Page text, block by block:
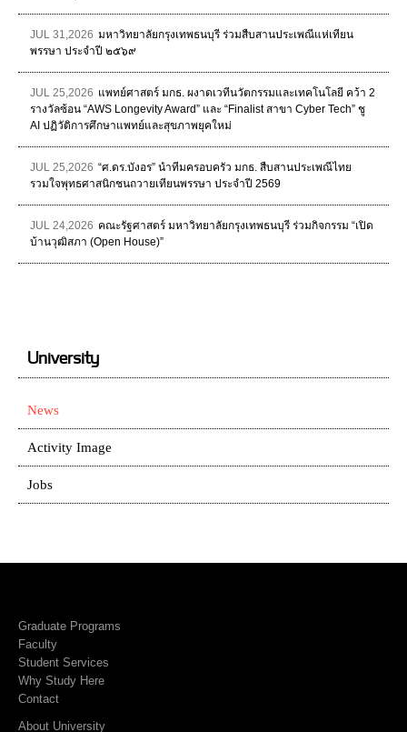
JUL 31,2026 มหาวิทยาลัยกรุงเทพธนบุรี ร่วมสืบสานประเพณีแห่เทียน
พรรษา ประจำปี ๒๕๖๙
JUL 25,2026 แพทย์ศาสตร์ มกธ. ผงาดเวทีนวัตกรรมและเทคโนโลยี คว้า 2
รางวัลซ้อน “AWS Longevity Award” และ “Finalist สาขา Cyber Tech” ชู
AI ปฏิวัติการศึกษาแพทย์และสุขภาพยุคใหม่
JUL 25,2026 “ศ.ดร.บังอร” นำทีมครอบครัว มกธ. สืบสานประเพณีไทย
รวมใจพุทธศาสนิกชนถวายเทียนพรรษา ประจำปี 2569
JUL 24,2026 คณะรัฐศาสตร์ มหาวิทยาลัยกรุงเทพธนบุรี ร่วมกิจกรรม “เปิด
บ้านวุฒิสภา (Open House)”
University
News
Activity Image
Jobs
Graduate Programs
Faculty
Student Services
Why Study Here
Contact
About University